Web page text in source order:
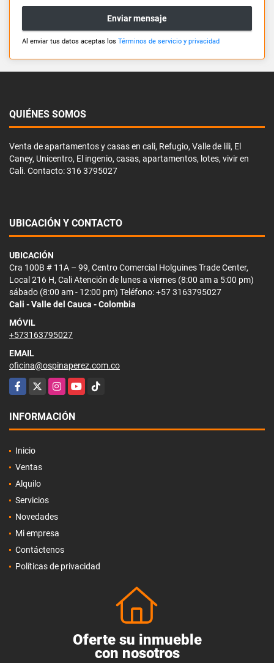
Enviar mensaje
Al enviar tus datos aceptas los Términos de servicio y privacidad
QUIÉNES SOMOS
Venta de apartamentos y casas en cali, Refugio, Valle de lili, El
Caney, Unicentro, El ingenio, casas, apartamentos, lotes, vivir en
Cali. Contacto: 316 3795027
UBICACIÓN Y CONTACTO
UBICACIÓN
Cra 100B # 11A – 99, Centro Comercial Holguines Trade Center,
Local 216 H, Cali Atención de lunes a viernes (8:00 am a 5:00 pm)
sábado (8:00 am - 12:00 pm) Teléfono: +57 3163795027
Cali - Valle del Cauca - Colombia
MÓVIL
+573163795027
EMAIL
oficina@ospinaperez.com.co
Facebook
X InstagramYouTubeTikTok
INFORMACIÓN
Inicio
Ventas
Alquilo
Servicios
Novedades
Mi empresa
Contáctenos
Políticas de privacidad
Oferte su inmueble
con nosotros